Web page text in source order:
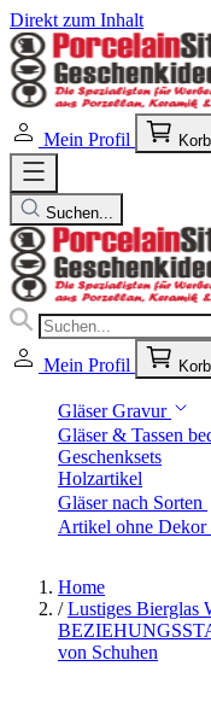
Direkt zum Inhalt
Mein Profil Korb
Suchen...
Mein Profil Korb
Gläser Gravur
Gläser & Tassen
Geschenksets
Holzartikel
Gläser nach Sorten
Artikel ohne Dekor
Home
/ Lustiges Bierglas
von Schuhen